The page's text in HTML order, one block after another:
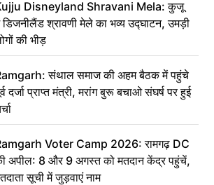
Disneyland Shravani Mela: कुजू
डिजनीलैंड श्रावणी मेले का भव्य उद्घाटन, उमड़ी
की भीड़
संथाल समाज की अहम बैठक में पहुंचे
दर्जा प्राप्त मंत्री, मरांग बुरू बचाओ संघर्ष पर हुई
Voter Camp 2026: रामगढ़ DC
अपील: 8 और 9 अगस्त को मतदान केंद्र पहुंचें,
सूची में जुड़वाएं नाम